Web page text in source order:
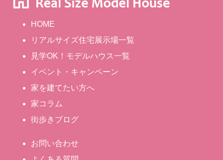
HOME
リアルサイズ住宅展示場一覧
見学OK！モデルハウス一覧
イベント・キャンペーン
家を建てたい方へ
家コラム
街歩きブログ
お問い合わせ